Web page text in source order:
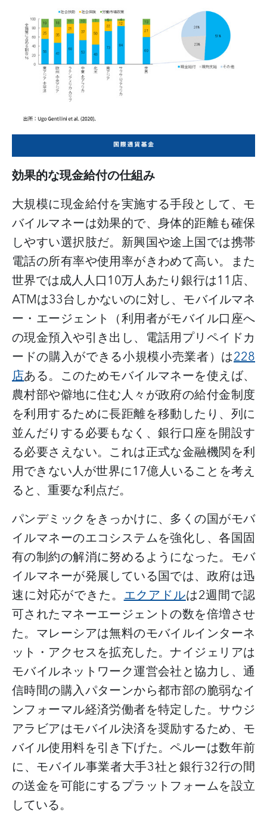
効果的な現金給付の仕組み
大規模に現金給付を実施する手段として、モ
バイルマネーは効果的で、身体的距離も確保
しやすい選択肢だ。新興国や途上国では携帯
電話の所有率や使用率がきわめて高い。また
世界では成人人口10万人あたり銀行は11店、
ATMは33台しかないのに対し、モバイルマネ
ー・エージェント（利用者がモバイル口座へ
の現金預入や引き出し、電話用プリペイドカ
ードの購入ができる小規模小売業者）は228
店ある。このためモバイルマネーを使えば、
農村部や僻地に住む人々が政府の給付金制度
を利用するために長距離を移動したり、列に
並んだりする必要もなく、銀行口座を開設す
る必要さえない。これは正式な金融機関を利
用できない人が世界に17億人いることを考え
ると、重要な利点だ。
パンデミックをきっかけに、多くの国がモバ
イルマネーのエコシステムを強化し、各国固
有の制約の解消に努めるようになった。モバ
イルマネーが発展している国では、政府は迅
速に対応ができた。エクアドルは2週間で認
可されたマネーエージェントの数を倍増させ
た。マレーシアは無料のモバイルインターネ
ット・アクセスを拡充した。ナイジェリアは
モバイルネットワーク運営会社と協力し、通
信時間の購入パターンから都市部の脆弱なイ
ンフォーマル経済労働者を特定した。サウジ
アラビアはモバイル決済を奨励するため、モ
バイル使用料を引き下げた。ペルーは数年前
に、モバイル事業者大手3社と銀行32行の間
の送金を可能にするプラットフォームを設立
している。